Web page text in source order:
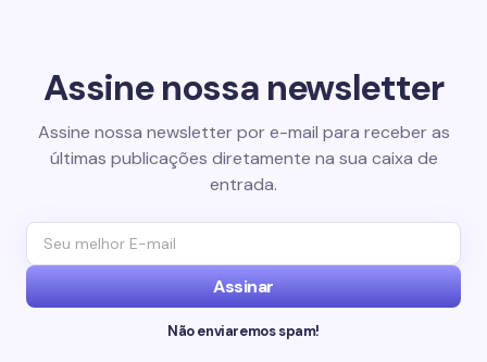
Assine nossa newsletter
Assine nossa newsletter por e-mail para receber as
últimas publicações diretamente na sua caixa de
entrada.
Assinar
Não enviaremos spam!